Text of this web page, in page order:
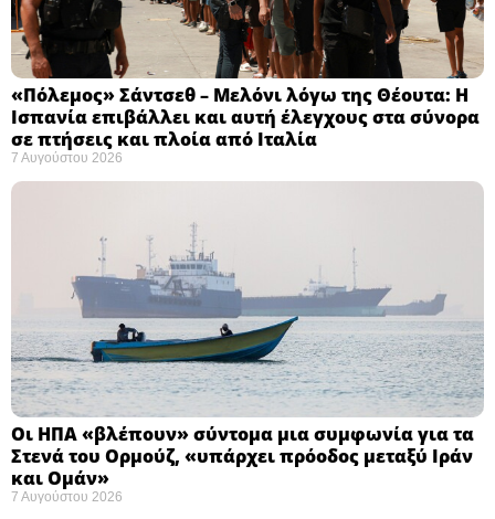
«Πόλεμος» Σάντσεθ – Μελόνι λόγω της Θέουτα: Η
Ισπανία επιβάλλει και αυτή έλεγχους στα σύνορα
σε πτήσεις και πλοία από Ιταλία
7 Αυγούστου 2026
Οι ΗΠΑ «βλέπουν» σύντομα μια συμφωνία για τα
Στενά του Ορμούζ, «υπάρχει πρόοδος μεταξύ Ιράν
και Ομάν»
7 Αυγούστου 2026